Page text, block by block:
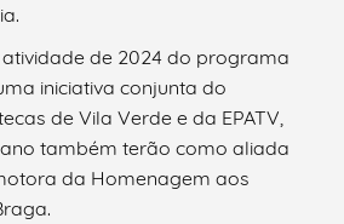
de 2024 do programa
iniciativa conjunta do
de Vila Verde e da EPATV,
também terão como aliada
da Homenagem aos